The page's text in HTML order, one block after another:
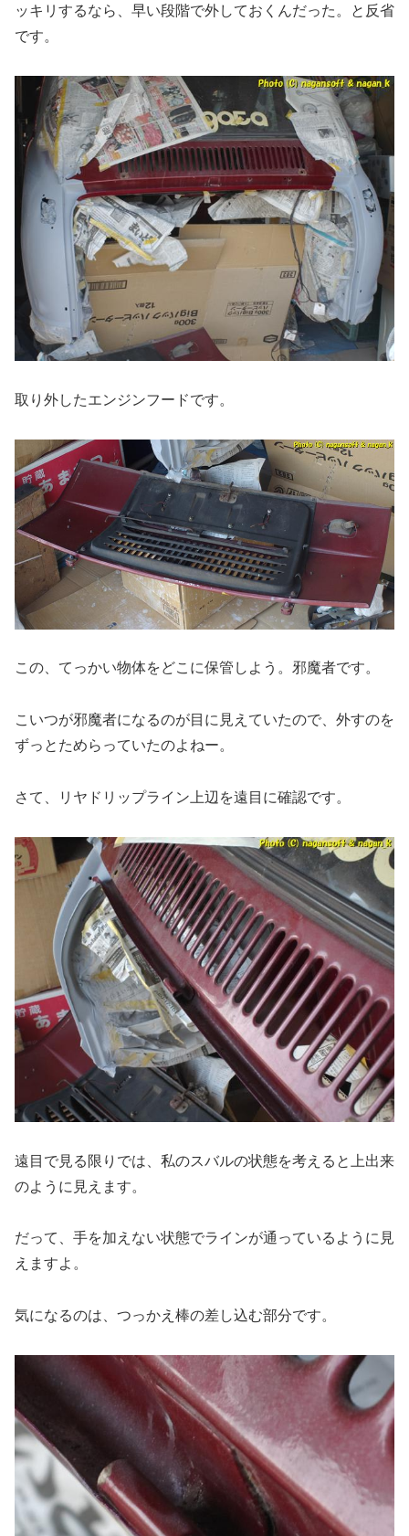
ッキリするなら、早い段階で外しておくんだった。と反省
です。
取り外したエンジンフードです。
この、てっかい物体をどこに保管しよう。邪魔者です。
こいつが邪魔者になるのが目に見えていたので、外すのを
ずっとためらっていたのよねー。
さて、リヤドリップライン上辺を遠目に確認です。
遠目で見る限りでは、私のスバルの状態を考えると上出来
のように見えます。
だって、手を加えない状態でラインが通っているように見
えますよ。
気になるのは、つっかえ棒の差し込む部分です。